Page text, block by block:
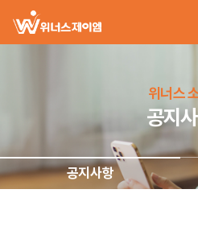
위너스
공지
공지사항